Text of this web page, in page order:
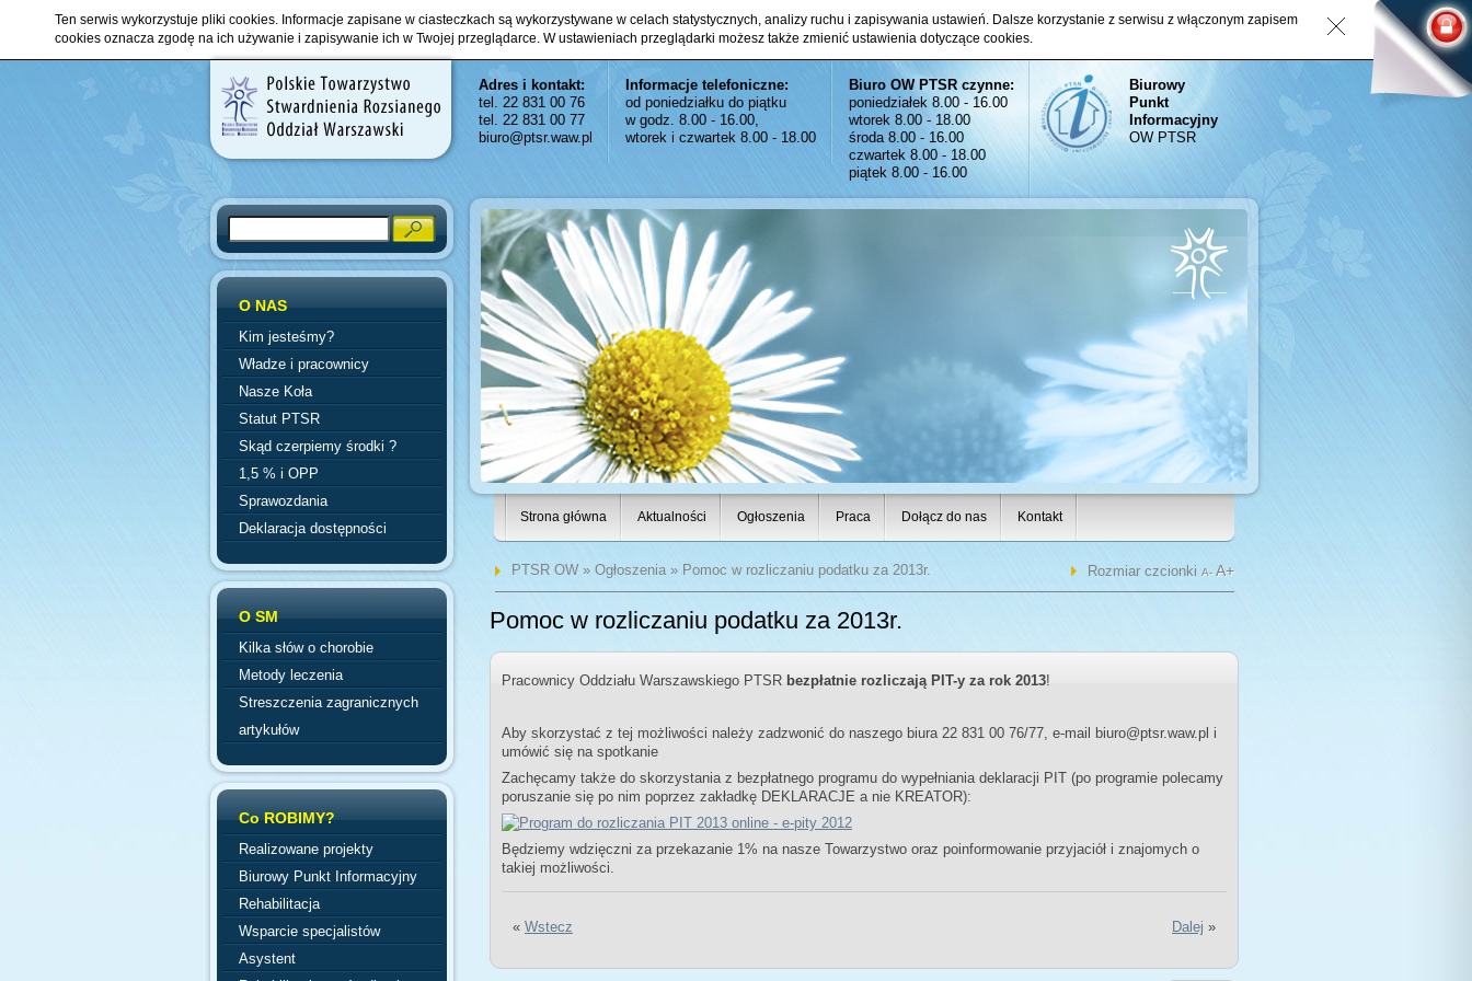
Ten serwis wykorzystuje pliki cookies. Informacje zapisane w ciasteczkach są wykorzystywane w celach statystycznych, analizy ruchu i zapisywania ustawień. Dalsze korzystanie z serwisu z włączonym zapisem
cookies oznacza zgodę na ich używanie i zapisywanie ich w Twojej przeglądarce. W ustawieniach przeglądarki możesz także zmienić ustawienia dotyczące cookies.
Adres i kontakt:
tel. 22 831 00 76
tel. 22 831 00 77
biuro@ptsr.waw.pl
Informacje telefoniczne:
od poniedziałku do piątku
w godz. 8.00 - 16.00,
wtorek i czwartek 8.00 - 18.00
Biuro OW PTSR czynne:
poniedziałek 8.00 - 16.00
wtorek 8.00 - 18.00
środa 8.00 - 16.00
czwartek 8.00 - 18.00
piątek 8.00 - 16.00
Biurowy
Punkt
Informacyjny
OW PTSR
Search
O NAS
Kim jesteśmy?
Władze i pracownicy
Nasze Koła
Statut PTSR
Skąd czerpiemy środki ?
1,5 % i OPP
Sprawozdania
Deklaracja dostępności
O SM
Kilka słów o chorobie
Metody leczenia
Streszczenia zagranicznych
artykułów
Co ROBIMY?
Realizowane projekty
Biurowy Punkt Informacyjny
Rehabilitacja
Wsparcie specjalistów
Asystent
Strona główna Aktualności Ogłoszenia Praca Dołącz do nas Kontakt
PTSR OW» Ogłoszenia» Pomoc w rozliczaniu podatku za 2013r. Rozmiar czcionki A-A+
Pomoc w rozliczaniu podatku za 2013r.
Pracownicy Oddziału Warszawskiego PTSR bezpłatnie rozliczają PIT-y za rok 2013!
Aby skorzystać z tej możliwości należy zadzwonić do naszego biura 22 831 00 76/77, e-mail biuro@ptsr.waw.pl i
umówić się na spotkanie
Zachęcamy także do skorzystania z bezpłatnego programu do wypełniania deklaracji PIT (po programie polecamy
poruszanie się po nim poprzez zakładkę DEKLARACJE a nie KREATOR):
Będziemy wdzięczni za przekazanie 1% na nasze Towarzystwo oraz poinformowanie przyjaciół i znajomych o
takiej możliwości.
« Wstecz Dalej »